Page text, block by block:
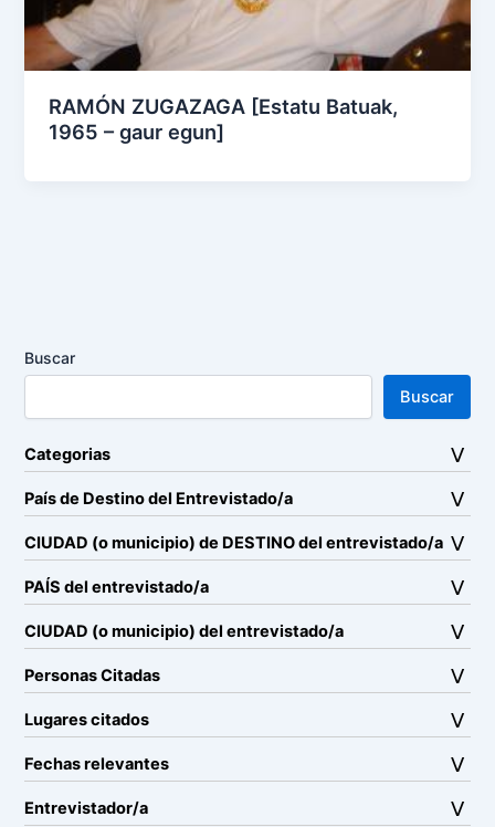
RAMÓN ZUGAZAGA [Estatu Batuak,
1965 – gaur egun]
Buscar
Buscar
Categorias
País de Destino del Entrevistado/a
CIUDAD (o municipio) de DESTINO del entrevistado/a
PAÍS del entrevistado/a
CIUDAD (o municipio) del entrevistado/a
Personas Citadas
Lugares citados
Fechas relevantes
Entrevistador/a